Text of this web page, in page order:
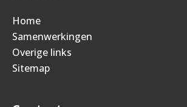
Home
Samenwerkingen
Overige links
Sitemap